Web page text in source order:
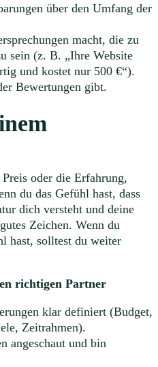
über den Umfang der
macht, die zu
sein (z. B. „Ihre Website
und kostet nur 500 €“).
Bewertungen gibt.
oder die Erfahrung,
du das Gefühl hast, dass
dich versteht und deine
Zeichen. Wenn du
hast, solltest du weiter
richtigen Partner
klar definiert (Budget,
Zeitrahmen).
angeschaut und bin